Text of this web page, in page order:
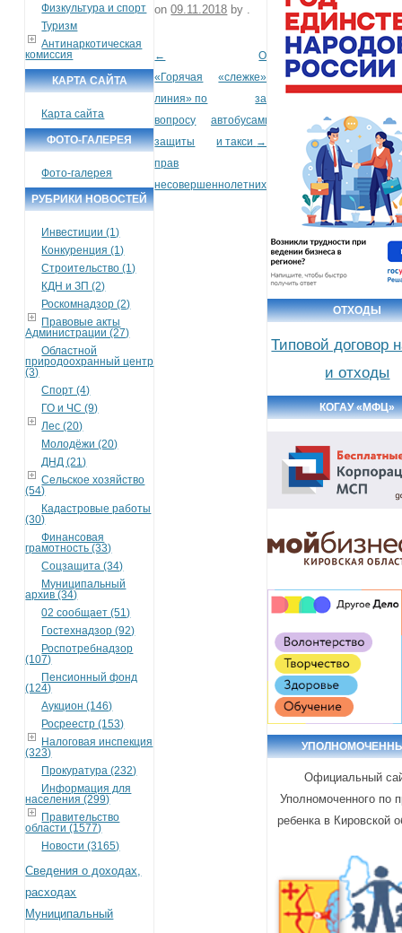
Физкультура и спорт
Туризм
Антинаркотическая
комиссия
КАРТА САЙТА
Карта сайта
ФОТО-ГАЛЕРЕЯ
Фото-галерея
РУБРИКИ НОВОСТЕЙ
Инвестиции (1)
Конкуренция (1)
Строительство (1)
КДН и ЗП (2)
Роскомнадзор (2)
Правовые акты
Администрации (27)
Областной
природоохранный центр
(3)
Спорт (4)
ГО и ЧС (9)
Лес (20)
Молодёжи (20)
ДНД (21)
Сельское хозяйство
(54)
Кадастровые работы
(30)
Финансовая
грамотность (33)
Соцзащита (34)
Муниципальный
архив (34)
02 сообщает (51)
Гостехнадзор (92)
Роспотребнадзор
(107)
Пенсионный фонд
(124)
Аукцион (146)
Росреестр (153)
Налоговая инспекция
(323)
Прокуратура (232)
Информация для
населения (299)
Правительство
области (1577)
Новости (3165)
Сведения о доходах,
расходах
Муниципальный
on09.11.2018 by
Post navigation
←
«Горячая
линия» по
вопросу
защиты
прав
несовершеннолетних
О
«слежке»
за
автобусами
и такси →
ОТХОДЫ
Типовой договор
и отходы
КОГАУ «МФЦ»
Официальный
Уполномоченного по
ребенка в Кировской